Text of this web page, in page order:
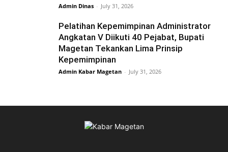
Admin Dinas - July 31, 2026
Pelatihan Kepemimpinan Administrator
Angkatan V Diikuti 40 Pejabat, Bupati
Magetan Tekankan Lima Prinsip
Kepemimpinan
Admin Kabar Magetan - July 31, 2026